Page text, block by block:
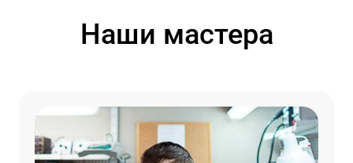
Наши мастера